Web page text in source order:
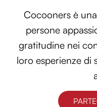
Cocooners è
persone
gratitudine nei
loro esperienze di